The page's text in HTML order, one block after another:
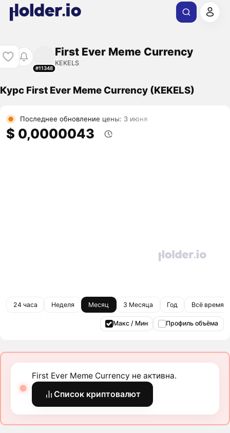
#11348
First Ever Meme Currency
KEKELS
Курс First Ever Meme Currency (KEKELS)
Последнее обновление цены: 3 июня
$ 0,0000043
24 часа Неделя Месяц 3 Месяца Год Всё время
Макс / Мин Профиль объёма
First Ever Meme Currency не активна.
Список криптовалют